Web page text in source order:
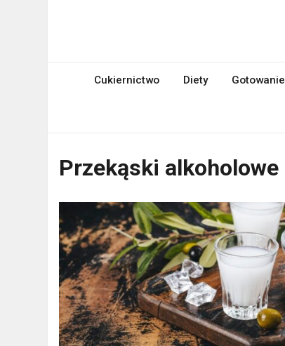
mniami.pl
Cukiernictwo Diety Gotowanie
Przekąski alkoholowe